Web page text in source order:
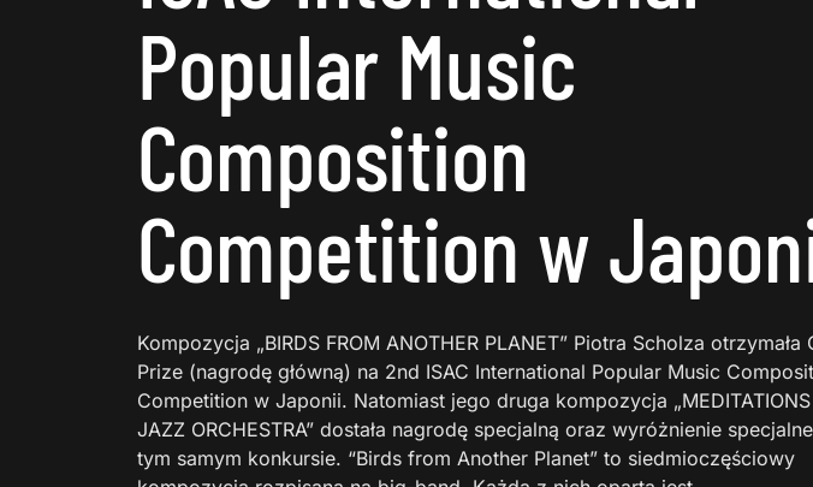
Popular Music
Composition
Competition w
Kompozycja „BIRDS FROM ANOTHER PLANET” Piotra Scholza otrzymała
Prize (nagrodę główną) na 2nd ISAC International Popular Music
Competition w Japonii. Natomiast jego druga kompozycja „MEDITATIONS
JAZZ ORCHESTRA” dostała nagrodę specjalną oraz wyróżnienie
tym samym konkursie. “Birds from Another Planet” to siedmioczęściowy